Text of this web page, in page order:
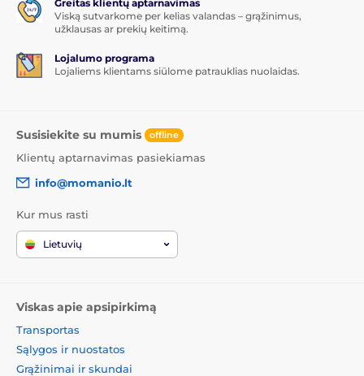
Greitas klientų aptarnavimas
Viską sutvarkome per kelias valandas – grąžinimus,
užklausas ar prekių keitimą.
Lojalumo programa
Lojaliems klientams siūlome patrauklias nuolaidas.
Susisiekite su mumis offline
Klientų aptarnavimas pasiekiamas
info@momanio.lt
Kur mus rasti
Lietuvių
Viskas apie apsipirkimą
Transportas
Sąlygos ir nuostatos
Grąžinimai ir skundai